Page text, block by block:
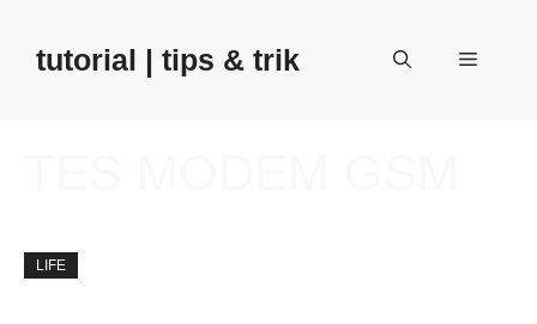
contenttutorial | tips & trik Menu
LIFE